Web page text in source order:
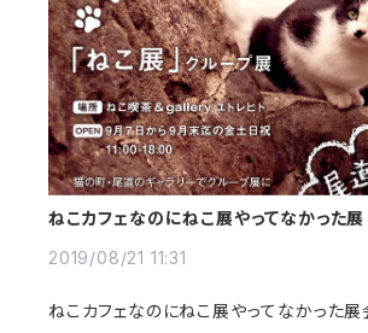
ねこカフェなのにねこ展やってなかった
2019/08/21 11:31
ねこカフェなのにねこ展やってなかった